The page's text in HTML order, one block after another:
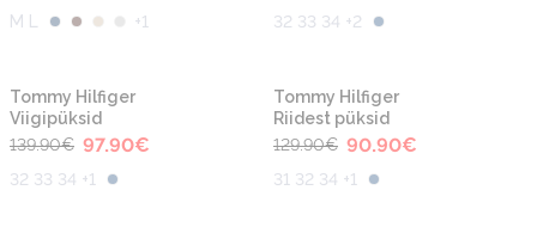
M L +1 32 33 34 +2
-30%
Tommy Hilfiger
Viigipüksid
139.90€ 97.90€
32 33 34 +1
-30%
Tommy Hilfiger
Riidest püksid
129.90€ 90.90€
31 32 34 +1